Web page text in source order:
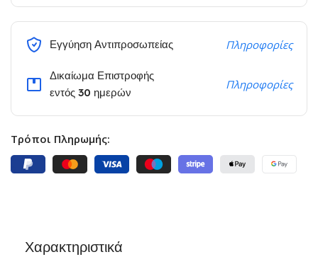
Εγγύηση Αντιπροσωπείας Πληροφορίες
Δικαίωμα Επιστροφής
εντός 30 ημερών
Πληροφορίες
Τρόποι Πληρωμής:
Χαρακτηριστικά